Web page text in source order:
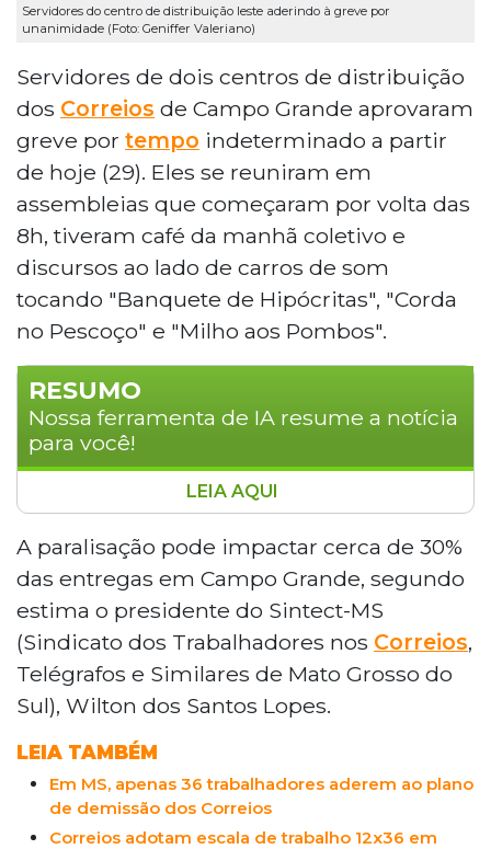
Servidores do centro de distribuição leste aderindo à greve por
unanimidade (Foto: Geniffer Valeriano)
Servidores de dois centros de distribuição
dos Correios de Campo Grande aprovaram
greve por tempo indeterminado a partir
de hoje (29). Eles se reuniram em
assembleias que começaram por volta das
8h, tiveram café da manhã coletivo e
discursos ao lado de carros de som
tocando "Banquete de Hipócritas", "Corda
no Pescoço" e "Milho aos Pombos".
RESUMO
Nossa ferramenta de IA resume a notícia
para você!
Servidores de dois centros de distribuição
dos Correios em Campo Grande
aprovaram greve por tempo
indeterminado a partir desta quinta-feira
(29), após assembleias realizadas pela
manhã. A paralisação pode afetar cerca
de 30% das entregas na capital e é
motivada pelo fechamento das unidades
para maio e junho. Cerca de 80
funcionários serão transferidos e podem
perder até 30% do salário.
LEIA AQUI
A paralisação pode impactar cerca de 30%
das entregas em Campo Grande, segundo
estima o presidente do Sintect-MS
(Sindicato dos Trabalhadores nos Correios,
Telégrafos e Similares de Mato Grosso do
Sul), Wilton dos Santos Lopes.
LEIA TAMBÉM
Em MS, apenas 36 trabalhadores aderem ao plano
de demissão dos Correios
Correios adotam escala de trabalho 12x36 em